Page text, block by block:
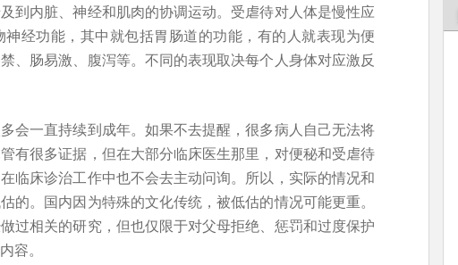
到内脏、神经和肌肉的协调运动。受虐待对人体是慢性应
经功能，其中就包括胃肠道的功能，有的人就表现为便
、肠易激、腹泻等。不同的表现取决每个人身体对应激反
会一直持续到成年。如果不去提醒，很多病人自己无法将
有很多证据，但在大部分临床医生那里，对便秘和受虐待
临床诊治工作中也不会去主动问询。所以，实际的情况和
的。国内因为特殊的文化传统，被低估的情况可能更重。
过相关的研究，但也仅限于对父母拒绝、惩罚和过度保护
容。